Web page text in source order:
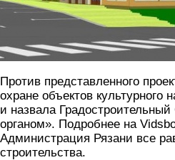
Против представленного
охране объектов культурного
и назвала
органом». Подробнее на
Администрация Рязани все
строительства.